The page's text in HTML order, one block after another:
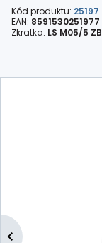
Kód produktu: 25197
EAN: 8591530251977
Zkratka: LS M05/5 ZB